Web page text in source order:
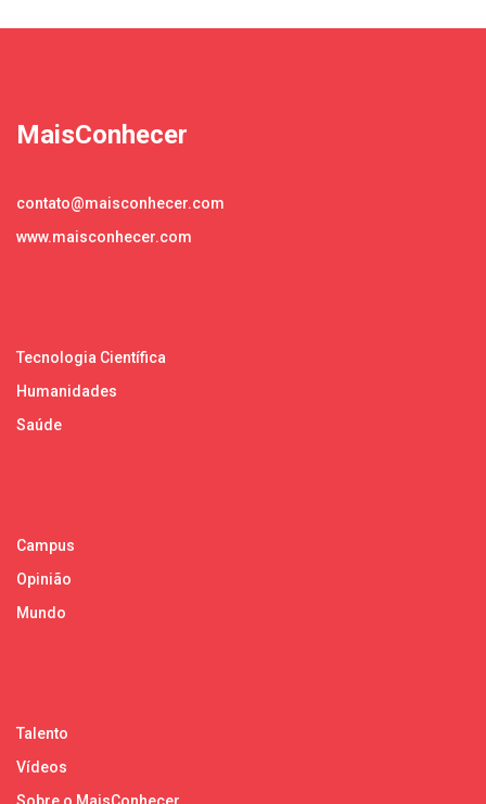
MaisConhecer
contato@maisconhecer.com
www.maisconhecer.com
Tecnologia Científica
Humanidades
Saúde
Campus
Opinião
Mundo
Talento
Vídeos